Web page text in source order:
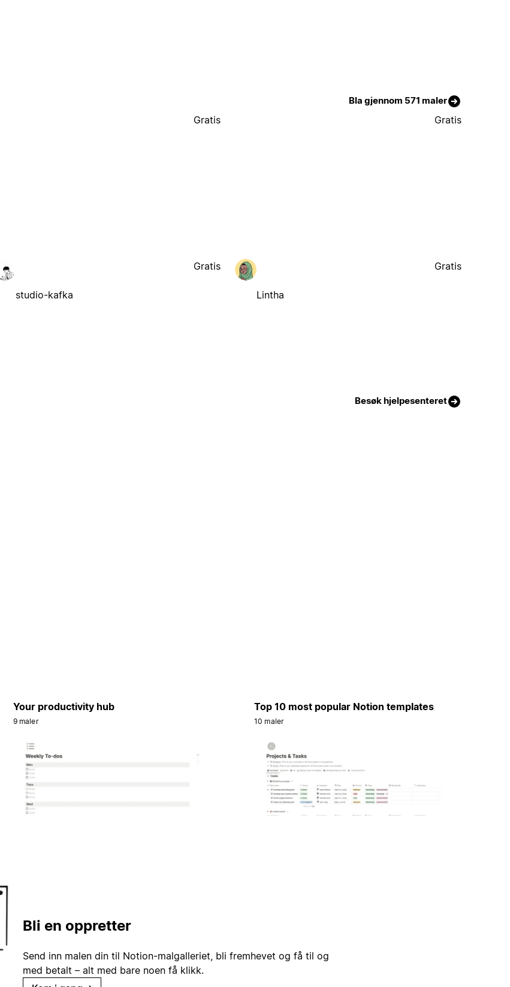
Bla gjennom 571 maler
Gratis Gratis
studio-kafka
Gratis
Lintha
Gratis
Besøk hjelpesenteret
Your productivity hub
9 maler
Top 10 most popular Notion templates
10 maler
Bli en oppretter
Send inn malen din til Notion-malgalleriet, bli fremhevet og få til og
med betalt – alt med bare noen få klikk.